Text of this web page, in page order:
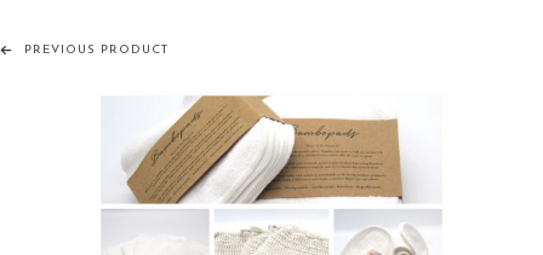
PREVIOUS PRODUCT